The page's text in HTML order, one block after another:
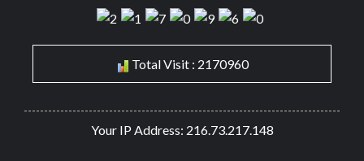
Total Visit : 2170960
Your IP Address: 216.73.217.148